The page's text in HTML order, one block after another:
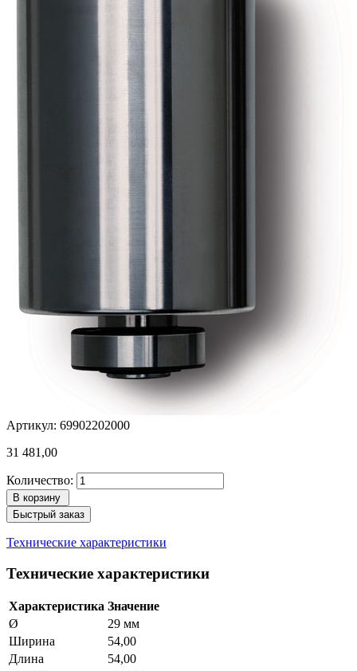
Артикул: 69902202000
31 481,00
Количество:
В корзину
Быстрый заказ
Технические характеристики
Технические характеристики
Характеристика Значение
Ø
29 мм
Ширина
54,00
Длина
54,00